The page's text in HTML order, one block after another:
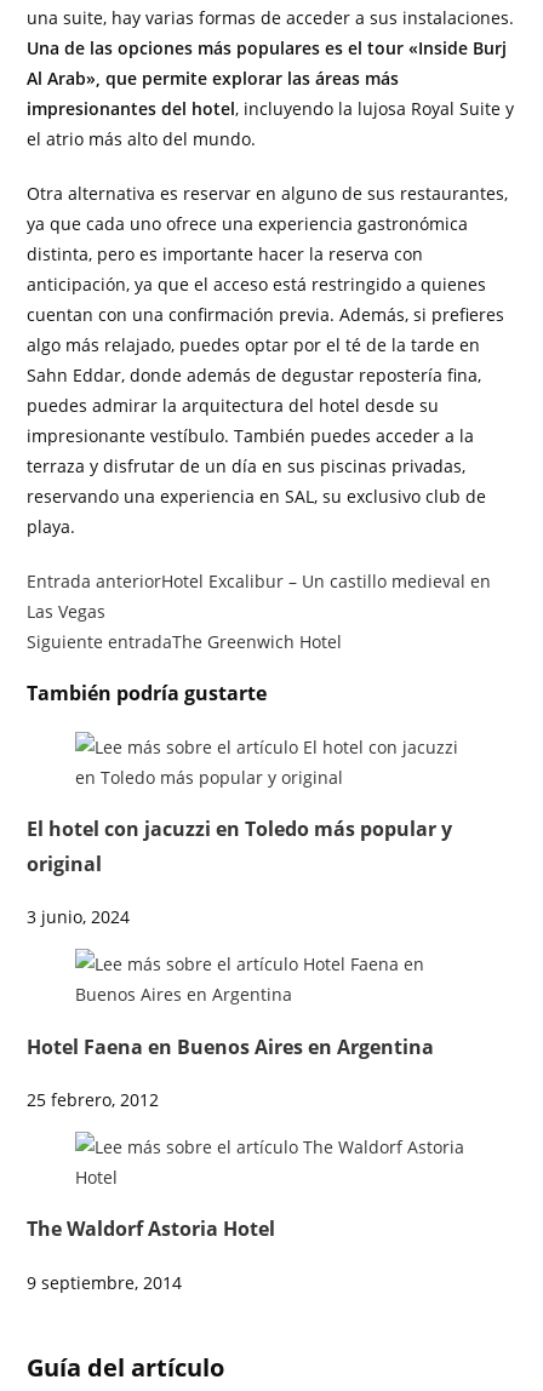
una suite, hay varias formas de acceder a sus instalaciones.
Una de las opciones más populares es el tour «Inside Burj
Al Arab», que permite explorar las áreas más
impresionantes del hotel, incluyendo la lujosa Royal Suite y
el atrio más alto del mundo.
Otra alternativa es reservar en alguno de sus restaurantes,
ya que cada uno ofrece una experiencia gastronómica
distinta, pero es importante hacer la reserva con
anticipación, ya que el acceso está restringido a quienes
cuentan con una confirmación previa. Además, si prefieres
algo más relajado, puedes optar por el té de la tarde en
Sahn Eddar, donde además de degustar repostería fina,
puedes admirar la arquitectura del hotel desde su
impresionante vestíbulo. También puedes acceder a la
terraza y disfrutar de un día en sus piscinas privadas,
reservando una experiencia en SAL, su exclusivo club de
playa.
Entrada anteriorHotel Excalibur – Un castillo medieval en
Las Vegas
Siguiente entradaThe Greenwich Hotel
También podría gustarte
El hotel con jacuzzi en Toledo más popular y
original
3 junio, 2024
Hotel Faena en Buenos Aires en Argentina
25 febrero, 2012
The Waldorf Astoria Hotel
9 septiembre, 2014
Guía del artículo